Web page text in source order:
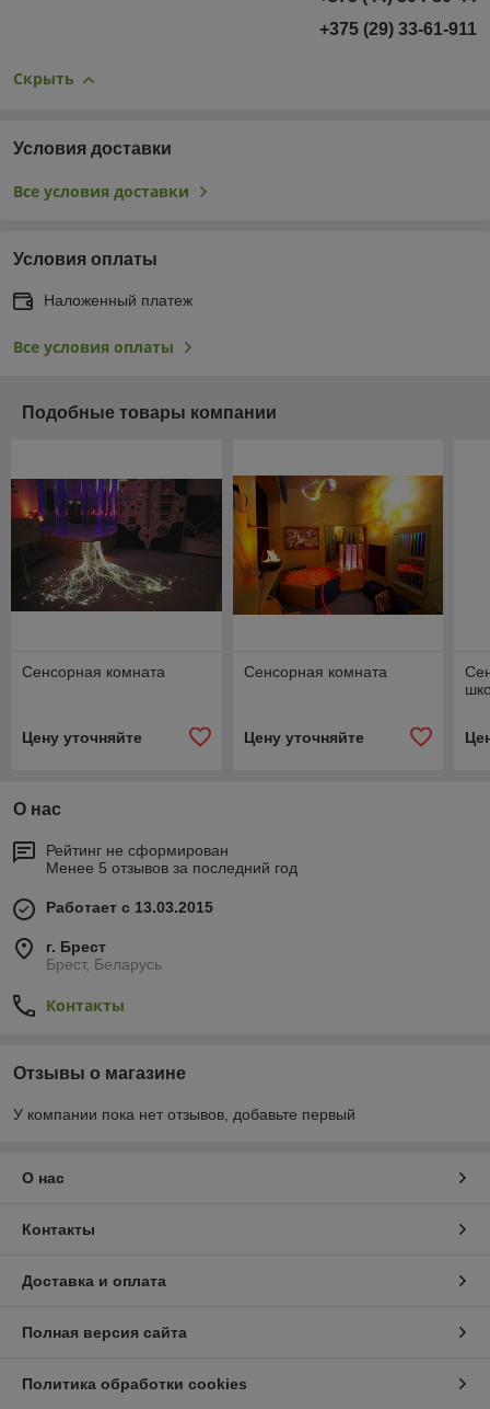
+375 (29) 33-61-911
Скрыть
Условия доставки
Все условия доставки
Условия оплаты
Наложенный платеж
Все условия оплаты
Подобные товары компании
Сенсорная комната
Цену уточняйте
Сенсорная комната
Цену уточняйте
О нас
Рейтинг не сформирован
Менее 5 отзывов за последний год
Работает с 13.03.2015
г. Брест
Брест, Беларусь
Контакты
Отзывы о магазине
У компании пока нет отзывов, добавьте первый
О нас
Контакты
Доставка и оплата
Полная версия сайта
Политика обработки cookies